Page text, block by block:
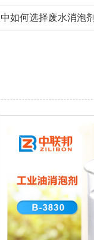
如何选择废水消泡剂